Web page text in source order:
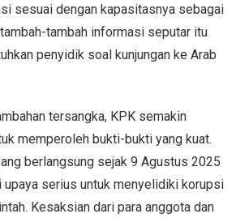
sesuai dengan kapasitasnya sebagai
tambah-tambah informasi seputar itu
penyidik soal kunjungan ke Arab
tersangka, KPK semakin
memperoleh bukti-bukti yang kuat.
berlangsung sejak 9 Agustus 2025
upaya serius untuk menyelidiki korupsi
Kesaksian dari para anggota dan